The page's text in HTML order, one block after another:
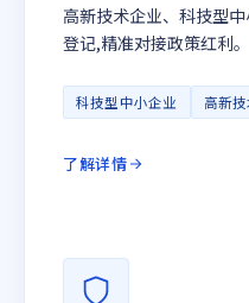
高新技术企业、科技型
登记,精准对接政策红利。
科技型中小企业 高新
了解详情